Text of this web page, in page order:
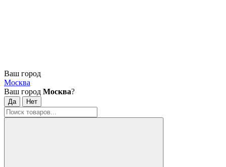
Ваш город
Москва
Ваш город Москва?